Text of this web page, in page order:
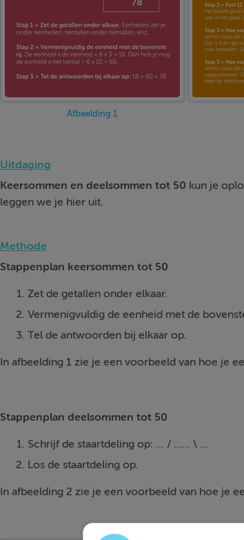
Afbeelding 1
Uitdaging
Keersommen en deelsommen tot 50 kun je
leggen we je hier uit.
Methode
Stappenplan keersommen tot 50
Zet de getallen onder elkaar.
Vermenigvuldig de eenheid met de
Tel de antwoorden bij elkaar op.
In afbeelding 1 zie je een voorbeeld van hoe je
Stappenplan deelsommen tot 50
Schrijf de staartdeling op: ... / ...... \ ...
Los de staartdeling op.
In afbeelding 2 zie je een voorbeeld van hoe je